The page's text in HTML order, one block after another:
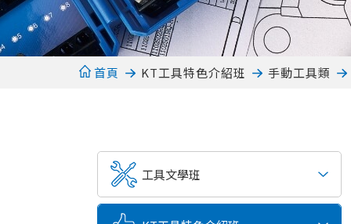
首頁 KT工具特色介紹班 手動工具類
工具文學班